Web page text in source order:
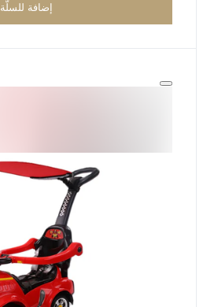
إضافة للسلّة